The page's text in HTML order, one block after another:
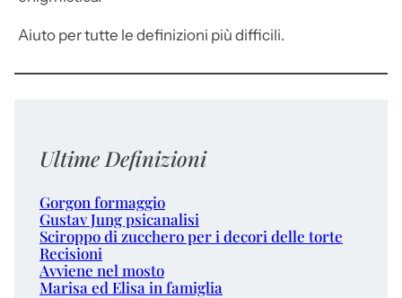
Aiuto per tutte le definizioni più difficili.
Ultime Definizioni
Gorgon formaggio
Gustav Jung psicanalisi
Sciroppo di zucchero per i decori delle torte
Recisioni
Avviene nel mosto
Marisa ed Elisa in famiglia